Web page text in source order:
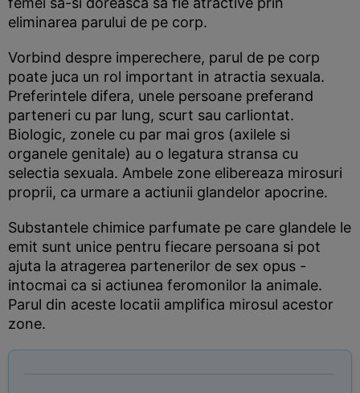
eliminarea parului de pe corp.
Vorbind despre imperechere, parul de pe corp
poate juca un rol important in atractia sexuala.
Preferintele difera, unele persoane preferand
parteneri cu par lung, scurt sau carliontat.
Biologic, zonele cu par mai gros (axilele si
organele genitale) au o legatura stransa cu
selectia sexuala. Ambele zone elibereaza mirosuri
proprii, ca urmare a actiunii glandelor apocrine.
Substantele chimice parfumate pe care glandele le
emit sunt unice pentru fiecare persoana si pot
ajuta la atragerea partenerilor de sex opus -
intocmai ca si actiunea feromonilor la animale.
Parul din aceste locatii amplifica mirosul acestor
zone.